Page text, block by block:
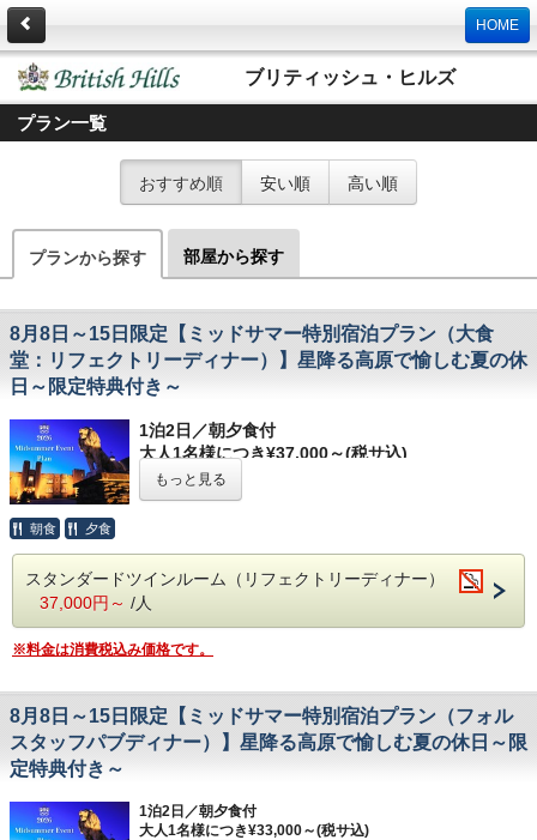
HOME
ブリティッシュ・ヒルズ
プラン一覧
おすすめ順 安い順 高い順
プランから探す 部屋から探す
8月8日～15日限定【ミッドサマー特別宿泊プラン（大食
堂：リフェクトリーディナー）】星降る高原で愉しむ夏の休
日～限定特典付き～
1泊2日／朝夕食付
大人1名様につき¥37,000～(税サ込)
----------------------------------------------------------------
-----------
夕食は本館大食堂「リフェクトリー」にて、旬の食材を贅沢
に盛り込んだ本プラン限定のシーズナルディナーをご提供い
たします。中世英国の大学食堂を思わせる高い吹き抜けが開
放的な会場は、現代の喧騒から切り離された別世界のような
さらに本プラン限定の特典として、シェイクスピアの傑作
したアクティビティにご招待。広大な敷地を舞台に、没入感
あるストーリーをお楽しみください。大切な方との忘れられ
ない夏の思い出づくりに最適です。
・宿泊者限定「星空観察会」
もっと見る
朝食 夕食
スタンダードツインルーム（リフェクトリーディナー）
37,000円～ /人
※料金は消費税込み価格です。
8月8日～15日限定【ミッドサマー特別宿泊プラン（フォル
スタッフパブディナー）】星降る高原で愉しむ夏の休日～限
定特典付き～
1泊2日／朝夕食付
大人1名様につき¥33,000～(税サ込)